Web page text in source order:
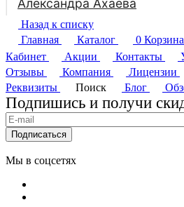
Назад к списку
Главная
Каталог 0 Корзина
Кабинет
Акции Контакты
Отзывы
Компания Лицензии
Реквизиты
Поиск Блог
Подпишись и получи
Подписаться
Мы в соцсетях